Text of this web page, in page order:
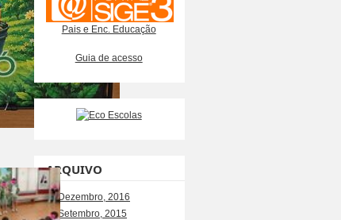
Pais e Enc. Educação
Guia de acesso
ARQUIVO
Dezembro, 2016
Setembro, 2015